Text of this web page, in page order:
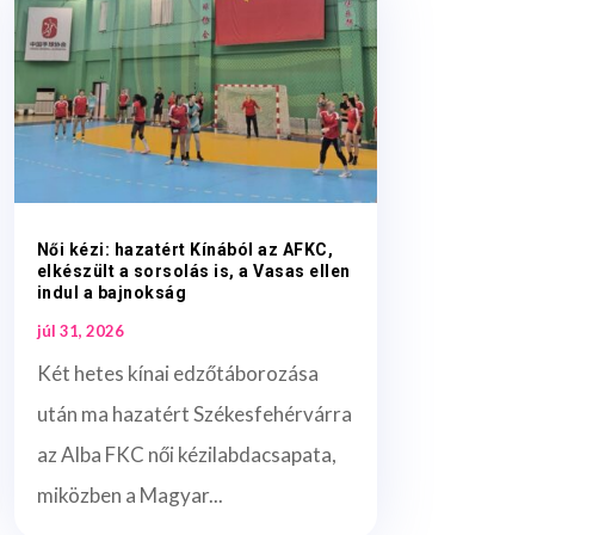
Női kézi: hazatért Kínából az AFKC,
elkészült a sorsolás is, a Vasas ellen
indul a bajnokság
júl 31, 2026
Két hetes kínai edzőtáborozása
után ma hazatért Székesfehérvárra
az Alba FKC női kézilabdacsapata,
miközben a Magyar...